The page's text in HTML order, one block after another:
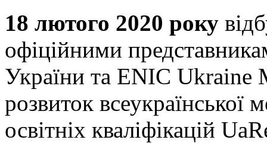
18 лютого 2020 року
офіційними
України та ENIC Ukraine
розвиток всеукраїнської
освітніх кваліфікацій